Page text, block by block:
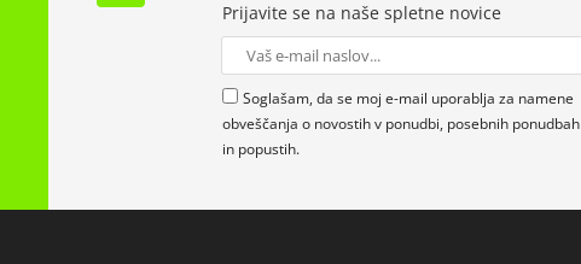
Prijavite se na naše spletne novice
Soglašam, da se moj e-mail uporablja za namene
obveščanja o novostih v ponudbi, posebnih ponudbah
in popustih.